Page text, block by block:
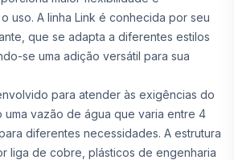
uso. A linha Link é conhecida por seu
que se adapta a diferentes estilos
se uma adição versátil para sua
para atender às exigências do
vazão de água que varia entre 4
diferentes necessidades. A estrutura
liga de cobre, plásticos de engenharia